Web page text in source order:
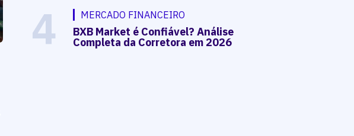
4 MERCADO FINANCEIRO
BXB Market é Confiável? Análise
Completa da Corretora em 2026